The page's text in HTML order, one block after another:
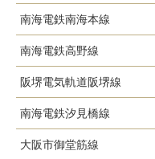
ＪＲ難波駅
今宮駅
新今宮駅
桜川駅
南海電鉄南海本線
新今宮駅
南海電鉄高野線
今宮戎駅
新今宮駅
阪堺電気軌道阪堺線
恵美須町駅
南海電鉄汐見橋線
汐見橋駅
大阪市御堂筋線